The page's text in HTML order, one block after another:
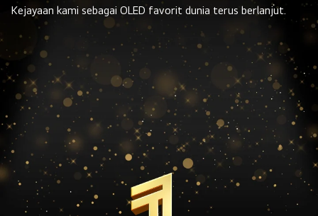
Kejayaan kami sebagai OLED favorit dunia terus berlanjut.